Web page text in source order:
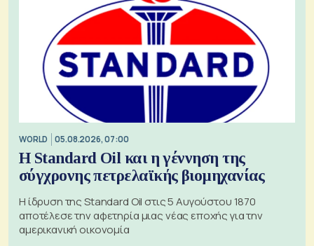
WORLD 05.08.2026, 07:00
Η Standard Oil και η γέννηση της
σύγχρονης πετρελαϊκής βιομηχανίας
Η ίδρυση της Standard Oil στις 5 Αυγούστου 1870
αποτέλεσε την αφετηρία μιας νέας εποχής για την
αμερικανική οικονομία